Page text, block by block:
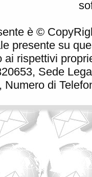
è ©
presente su
ai rispettivi
Sede
Numero di